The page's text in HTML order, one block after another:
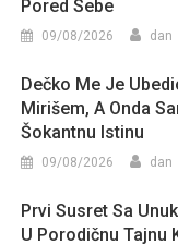
Pored Sebe
09/08/2026 dan
Dečko Me Je
Mirišem, A Onda
Šokantnu Istinu
09/08/2026 dan
Prvi Susret Sa
U Porodičnu Tajnu